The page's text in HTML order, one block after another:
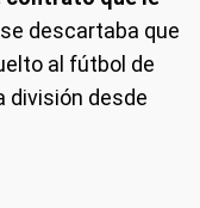
descartaba que
al fútbol de
división desde